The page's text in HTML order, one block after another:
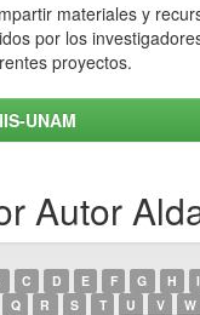
materiales y
por los
proyectos.
UNAM
Autor
C D E F G H I
Q R S T U V W